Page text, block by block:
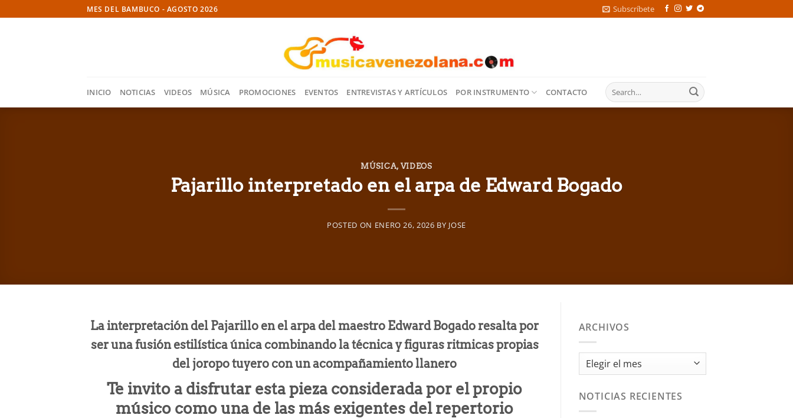
to
MES DEL BAMBUCO - AGOSTO 2026 Subscríbete
INICIO NOTICIAS VIDEOS MÚSICA PROMOCIONES EVENTOS ENTREVISTAS Y ARTÍCULOS POR INSTRUMENTO CONTACTO
MÚSICA, VIDEOS
Pajarillo interpretado en el arpa de Edward Bogado
POSTED ON ENERO 26, 2026 BY JOSE
La interpretación del Pajarillo en el arpa del maestro Edward Bogado resalta por
ser una fusión estilística única combinando la técnica y figuras ritmicas propias
del joropo tuyero con un acompañamiento llanero
Te invito a disfrutar esta pieza considerada por el propio
músico como una de las más exigentes del repertorio
ARCHIVOS
Archivos
NOTICIAS RECIENTES